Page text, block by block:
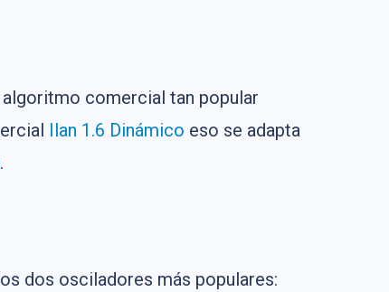
comercial tan popular
Ilan 1.6 Dinámico eso se adapta
.
dos osciladores más populares: